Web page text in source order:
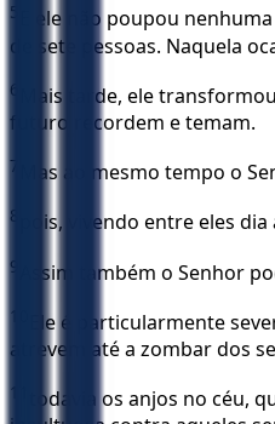
5
E ele não poupou
de sete pessoas. Naquela
6
Mais tarde, ele
futuro recordem e temam.
7 Mas ao mesmo tempo o
8 pois, vivendo entre eles
9 Assim também o Senhor
10
Ele é particularmente
atrevem até a zombar dos
11
todavia os anjos no céu,